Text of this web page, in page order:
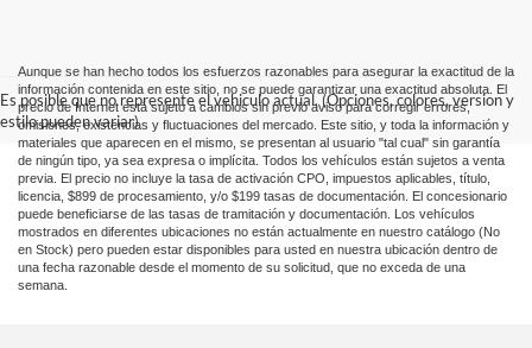
Es posible que no represente el vehiculo actual. (Opciones, colores, version y
estilo pueden variar)
Aunque se han hecho todos los esfuerzos razonables para asegurar la exactitud de la
información contenida en este sitio, no se puede garantizar una exactitud absoluta. El
precio de Internet está sujeto a cambios sin previo aviso para corregir errores,
omisiones, existencias y fluctuaciones del mercado. Este sitio, y toda la información y
materiales que aparecen en el mismo, se presentan al usuario "tal cual" sin garantía
de ningún tipo, ya sea expresa o implícita. Todos los vehículos están sujetos a venta
previa. El precio no incluye la tasa de activación CPO, impuestos aplicables, título,
licencia, $899 de procesamiento, y/o $199 tasas de documentación. El concesionario
puede beneficiarse de las tasas de tramitación y documentación. Los vehículos
mostrados en diferentes ubicaciones no están actualmente en nuestro catálogo (No
en Stock) pero pueden estar disponibles para usted en nuestra ubicación dentro de
una fecha razonable desde el momento de su solicitud, que no exceda de una
semana.